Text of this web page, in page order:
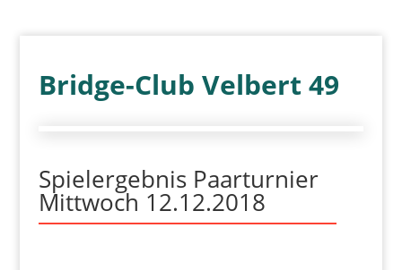
Bridge-Club Velbert 49
Spielergebnis Paarturnier
Mittwoch 12.12.2018